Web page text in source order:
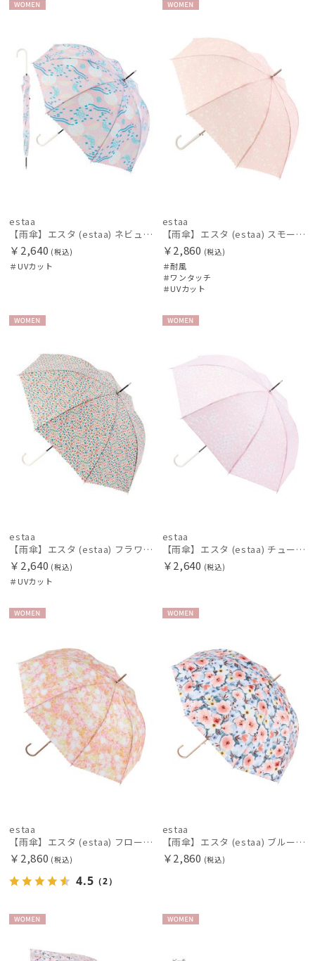
estaa
【雨傘】エスタ (estaa) ネビュラ 晴雨兼用 UV対応
￥2,640 (税込)
＃UVカット
estaa
【雨傘】エスタ (estaa) スモールガーデン 耐風傘 ジャンプ傘 晴雨兼用 UV対応
￥2,860 (税込)
＃耐風
＃ワンタッチ
＃UVカット
estaa
【雨傘】エスタ (estaa) フラワーベッド 晴雨兼用 UV対応
￥2,640 (税込)
＃UVカット
estaa
【雨傘】エスタ (estaa) チューリップバード 手開き 長傘 晴雨兼用 UV
￥2,640 (税込)
estaa
【雨傘】エスタ (estaa) フロートフラワー 長傘 晴雨兼用 UV 耐風傘 ジャンプ式
￥2,860 (税込)
4.5 （2）
estaa
【雨傘】エスタ (estaa) ブルーム 長傘 晴雨兼用 UV 耐風傘 ジャンプ式
￥2,860 (税込)